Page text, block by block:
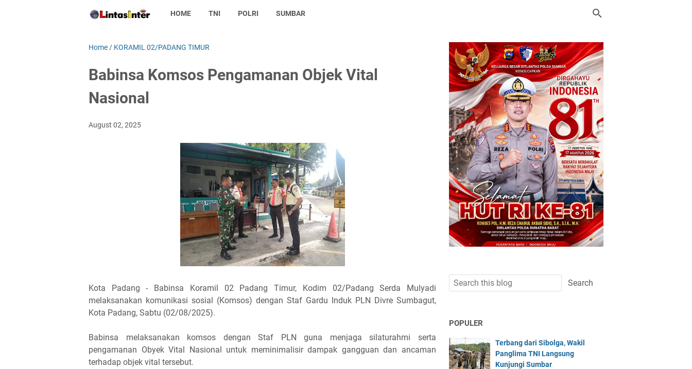
HOME TNI POLRI SUMBAR
Home / KORAMIL 02/PADANG TIMUR
Babinsa Komsos Pengamanan Objek Vital
Nasional
August 02, 2025
Kota Padang - Babinsa Koramil 02 Padang Timur, Kodim 02/Padang Serda Mulyadi
melaksanakan komunikasi sosial (Komsos) dengan Staf Gardu Induk PLN Divre Sumbagut,
Kota Padang, Sabtu (02/08/2025).
Babinsa melaksanakan komsos dengan Staf PLN guna menjaga silaturahmi serta
pengamanan Obyek Vital Nasional untuk meminimalisir dampak gangguan dan ancaman
terhadap objek vital tersebut.
POPULER
Terbang dari Sibolga, Wakil
Panglima TNI Langsung
Kunjungi Sumbar